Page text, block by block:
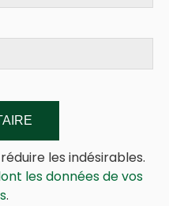
les indésirables.
les données de vos
.